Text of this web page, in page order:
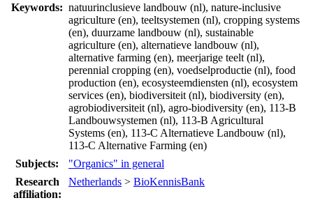
Keywords: natuurinclusieve landbouw (nl), nature-inclusive
agriculture (en), teeltsystemen (nl), cropping systems
(en), duurzame landbouw (nl), sustainable
agriculture (en), alternatieve landbouw (nl),
alternative farming (en), meerjarige teelt (nl),
perennial cropping (en), voedselproductie (nl), food
production (en), ecosysteemdiensten (nl), ecosystem
services (en), biodiversiteit (nl), biodiversity (en),
agrobiodiversiteit (nl), agro-biodiversity (en), 113-B
Landbouwsystemen (nl), 113-B Agricultural
Systems (en), 113-C Alternatieve Landbouw (nl),
113-C Alternative Farming (en)
Subjects:
"Organics" in general
Research
affiliation:
Netherlands > BioKennisBank